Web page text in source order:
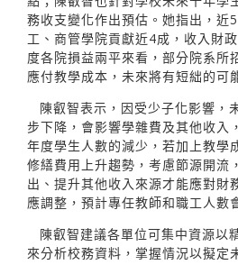
務收支變化作出預估。她指出，近
工、商管學院貢獻近4成，收入財
度各院損益兩平來看，部分院系所
應付教學成本，未來將有短絀的可
陳叡智表示，因受少子化影響，
步下降，會影響學雜費及其他收入
年度學生人數的減少，若加上教學
修繕費用上升趨勢，考慮節源開流
出、提升其他收入來源才能應對財
應調整，預計專任教師和職工人數
陳叡智建議各單位可集中資源以
來分析校務資料，掌握情況以擬定